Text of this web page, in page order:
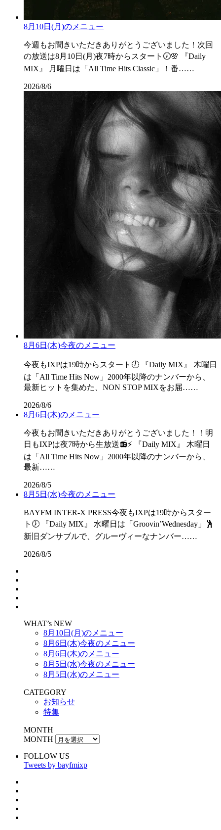
8月10日(月)のメニュー
今週もお聞きいただきありがとうございました！次回
の放送は8月10日(月)夜7時からスタート🕖🌸 『Daily
MIX』 月曜日は「All Time Hits Classic」！番……
2026/8/6
8月6日(木)今夜のメニュー
今夜もIXPは19時からスタート🕖 『Daily MIX』 木曜日
は「All Time Hits Now」2000年以降のナンバーから、
最新ヒットを集めた、NON STOP MIXをお届……
2026/8/6
8月6日(木)のメニュー
今夜もお聞きいただきありがとうございました！！明
日もIXPは夜7時から生放送📻⚡ 『Daily MIX』 木曜日
は「All Time Hits Now」2000年以降のナンバーから、
最新……
2026/8/5
8月5日(水)今夜のメニュー
BAYFM INTER-X PRESS今夜もIXPは19時からスター
ト🕖 『Daily MIX』 水曜日は「Groovin’Wednesday」🕺
新旧ダンサブルで、グルーヴィーなナンバー……
2026/8/5
WHAT’s NEW
8月10日(月)のメニュー
8月6日(木)今夜のメニュー
8月6日(木)のメニュー
8月5日(水)今夜のメニュー
8月5日(水)のメニュー
CATEGORY
お知らせ
特集
MONTH
MONTH
FOLLOW US
Tweets by bayfmixp